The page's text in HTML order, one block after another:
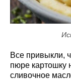
Все привыкли,
пюре картошку
сливочное